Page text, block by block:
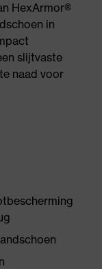
HexArmor®
in
slijtvaste
naad voor